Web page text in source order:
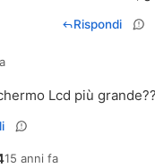
Rispondi
Lcd più
15 anni fa